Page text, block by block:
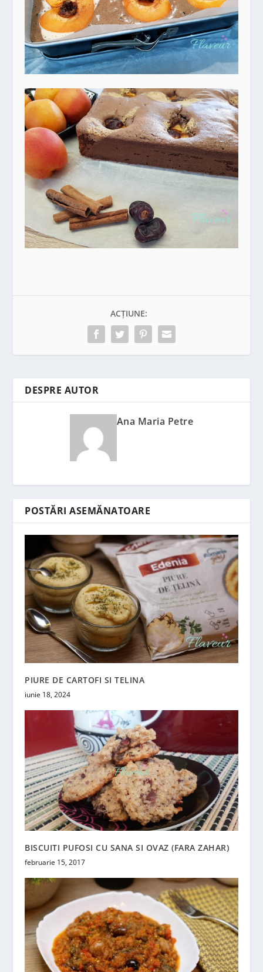
ACȚIUNE:
DESPRE AUTOR
Ana Maria Petre
POSTĂRI ASEMĂNATOARE
PIURE DE CARTOFI SI TELINA
iunie 18, 2024
BISCUITI PUFOSI CU SANA SI OVAZ (FARA ZAHAR)
februarie 15, 2017